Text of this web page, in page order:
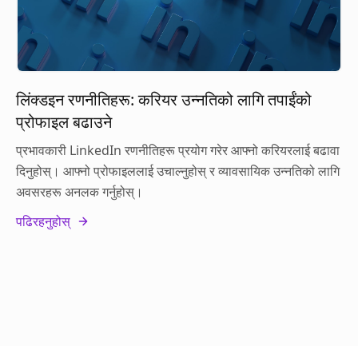
लिंक्डइन रणनीतिहरू: करियर उन्नतिको लागि तपाईंको
प्रोफाइल बढाउने
प्रभावकारी LinkedIn रणनीतिहरू प्रयोग गरेर आफ्नो करियरलाई बढावा
दिनुहोस्। आफ्नो प्रोफाइललाई उचाल्नुहोस् र व्यावसायिक उन्नतिको लागि
अवसरहरू अनलक गर्नुहोस्।
पढिरहनुहोस्